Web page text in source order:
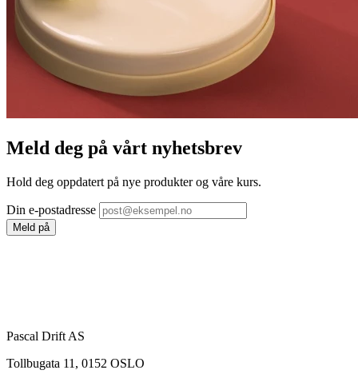
Meld deg på vårt nyhetsbrev
Hold deg oppdatert på nye produkter og våre kurs.
Din e-postadresse
Meld på
Pascal Drift AS
Tollbugata 11, 0152 OSLO